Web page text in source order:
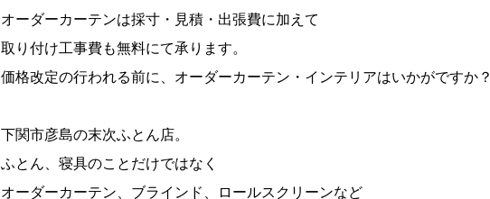
オーダーカーテンは採寸・見積・出張費に加えて
取り付け工事費も無料にて承ります。
価格改定の行われる前に、オーダーカーテン・インテリアはいかがですか？
下関市彦島の末次ふとん店。
ふとん、寝具のことだけではなく
オーダーカーテン、ブラインド、ロールスクリーンなど